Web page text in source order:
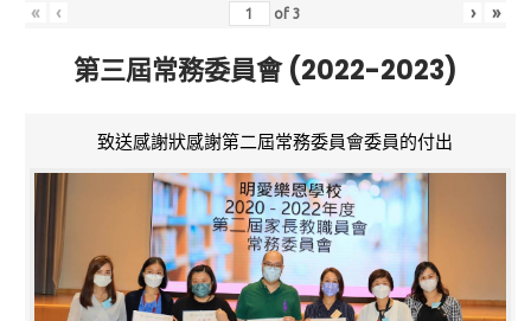
« ‹ of3 › »
第三屆常務委員會 (2022-2023)
致送感謝狀感謝第二屆常務委員會委員的付出